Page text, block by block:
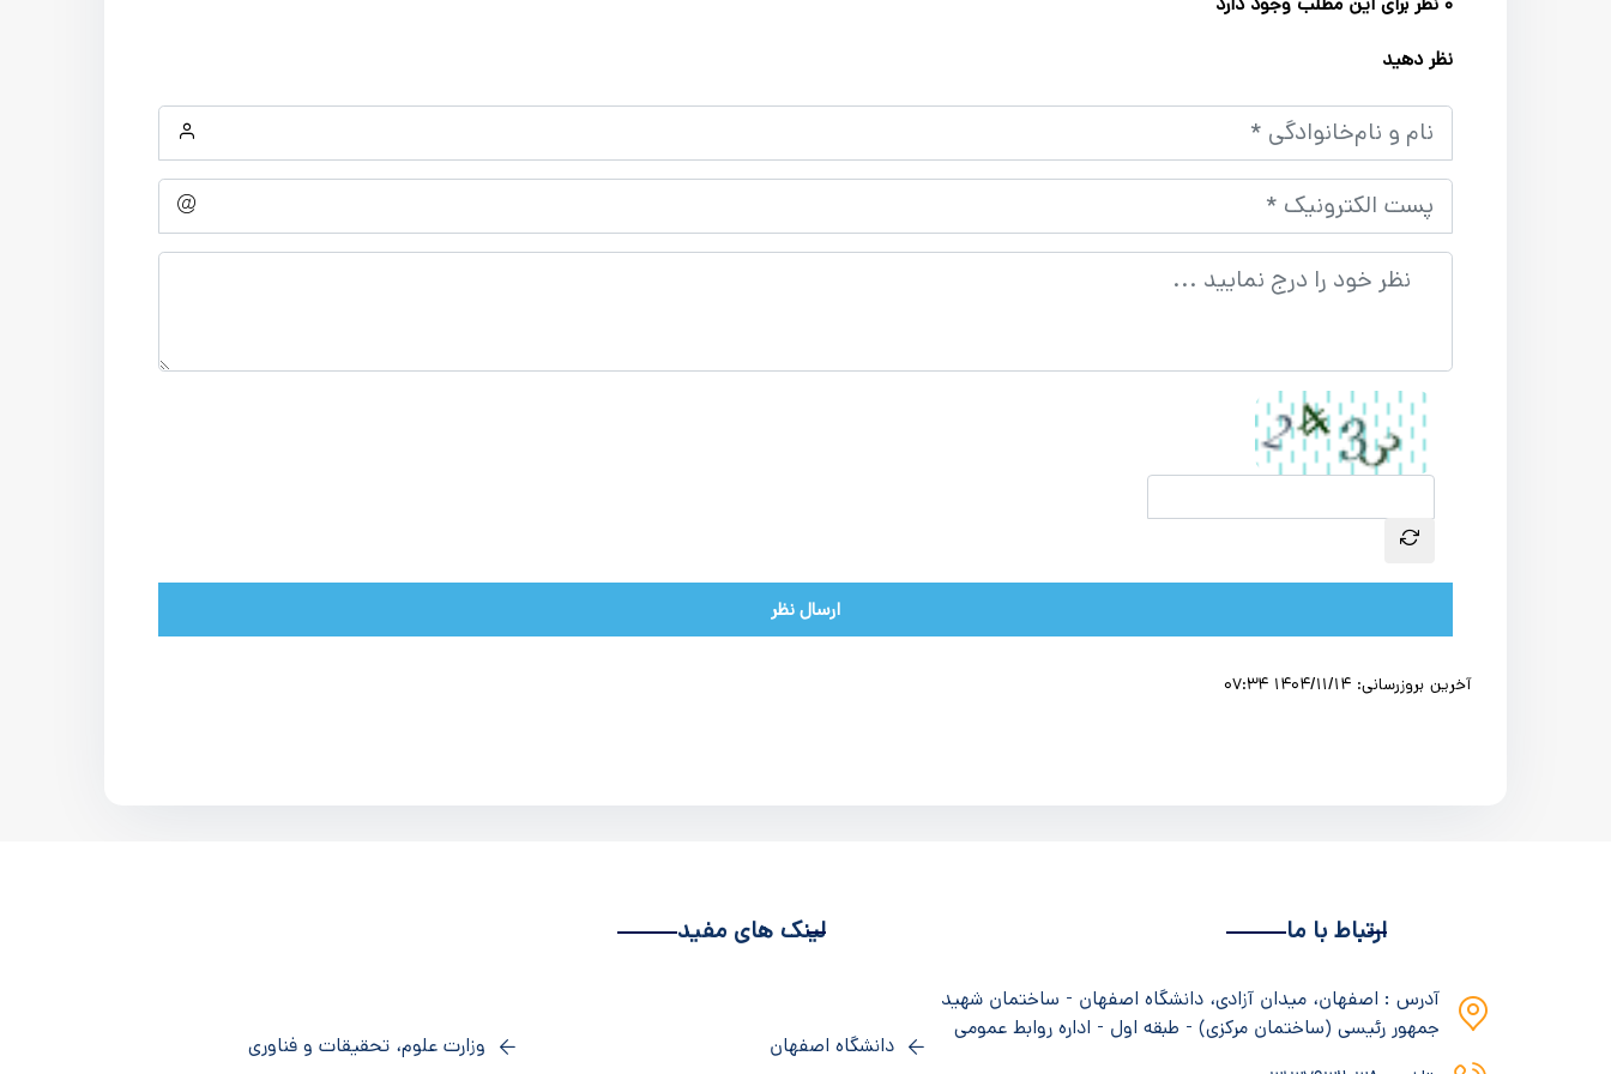
نظر دهید
ارسال نظر
آخرین بروزرسانی: 1404/11/14 07:34
ارتباط با ما
آدرس : اصفهان، میدان آزادی، دانشگاه اصفهان - ساختمان شهید
جمهور رئیسی (ساختمان مرکزی) - طبقه اول - اداره روابط عمومی
لینک های مفید
دانشگاه اصفهان وزارت علوم، تحقیقات و فناوری